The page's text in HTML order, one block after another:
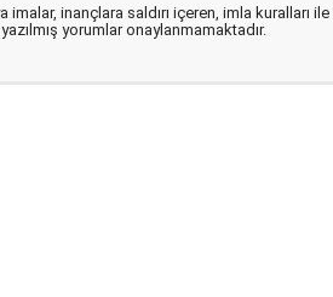
inançlara saldırı içeren, imla kuralları ile
yorumlar onaylanmamaktadır.